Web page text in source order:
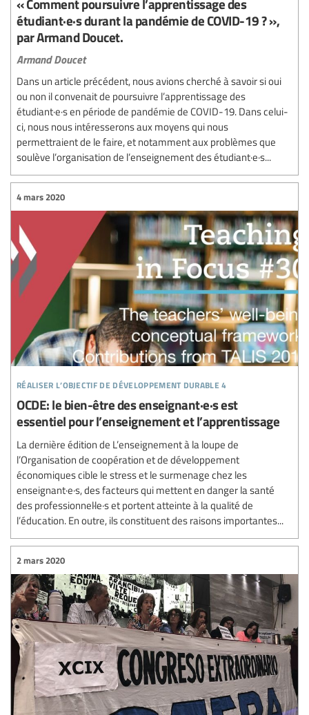
« Comment poursuivre l’apprentissage des
étudiant·e·s durant la pandémie de COVID-19 ? »,
par Armand Doucet.
Armand Doucet
Dans un article précédent, nous avions cherché à savoir si oui
ou non il convenait de poursuivre l’apprentissage des
étudiant·e·s en période de pandémie de COVID-19. Dans celui-
ci, nous nous intéresserons aux moyens qui nous
permettraient de le faire, et notamment aux problèmes que
soulève l’organisation de l’enseignement des étudiant·e·s...
réaliser l’objectif de développement durable 4
4 mars 2020
OCDE: le bien-être des enseignant·e·s est
essentiel pour l’enseignement et l’apprentissage
La dernière édition de L’enseignement à la loupe de
l’Organisation de coopération et de développement
économiques cible le stress et le surmenage chez les
enseignant·e·s, des facteurs qui mettent en danger la santé
des professionnel·le·s et portent atteinte à la qualité de
l’éducation. En outre, ils constituent des raisons importantes...
2 mars 2020